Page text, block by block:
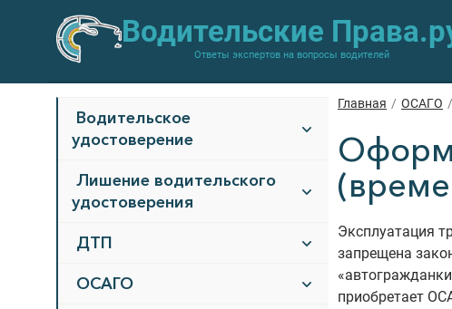
Водительские
Ответы экспертов на вопросы водителей
Водительское
удостоверение
Лишение водительского
удостоверения
ДТП
ОСАГО
Главная / ОСАГО /
Эксплуатация
запрещена
приобретает